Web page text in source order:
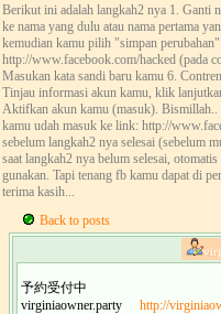
Berikut ini adalah langkah2 nya 1. Ganti
ke nama yang dulu atau nama pertama
kemudian kamu pilih "simpan
http://www.facebook.com/hacked (pada
Masukan kata sandi baru kamu 6.
Tinjau informasi akun kamu, klik
Aktifkan akun kamu (masuk). Bismillah..
kamu udah masuk ke link: http://
sebelum langkah2 nya selesai (sebelum
saat langkah2 nya belum selesai,
gunakan. Tapi tenang fb kamu dapat di
terima kasih...
Back to posts
予約受付中
virginiaowner.party
http://